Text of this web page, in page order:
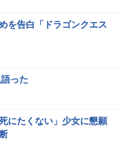
を告白「ドラゴンクエス
った
にたくない」少女に懇願